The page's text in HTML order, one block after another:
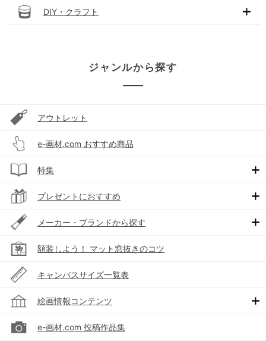
DIY・クラフト
ジャンルから探す
アウトレット
e-画材.com おすすめ商品
特集
プレゼントにおすすめ
メーカー・ブランドから探す
額装しよう！ マット窓抜きのコツ
キャンバスサイズ一覧表
絵画情報コンテンツ
e-画材.com 投稿作品集